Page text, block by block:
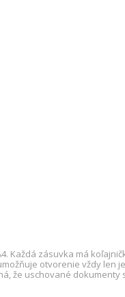
Každá zásuvka má
otvorenie vždy len
že uschované